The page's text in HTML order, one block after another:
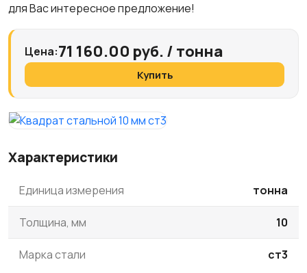
для Вас интересное предложение!
Цена:71 160.00 руб. / тонна
Купить
Характеристики
Единица измерения тонна
Толщина, мм 10
Марка стали ст3